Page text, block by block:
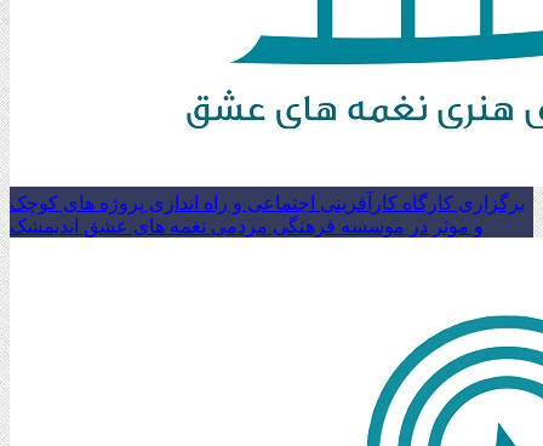
برگزاری کارگاه کارآفرینی اجتماعی و راه اندازی پروژه های کوچک
و موثر در موسسه فرهنگی مردمی نغمه های عشق اندیمشک